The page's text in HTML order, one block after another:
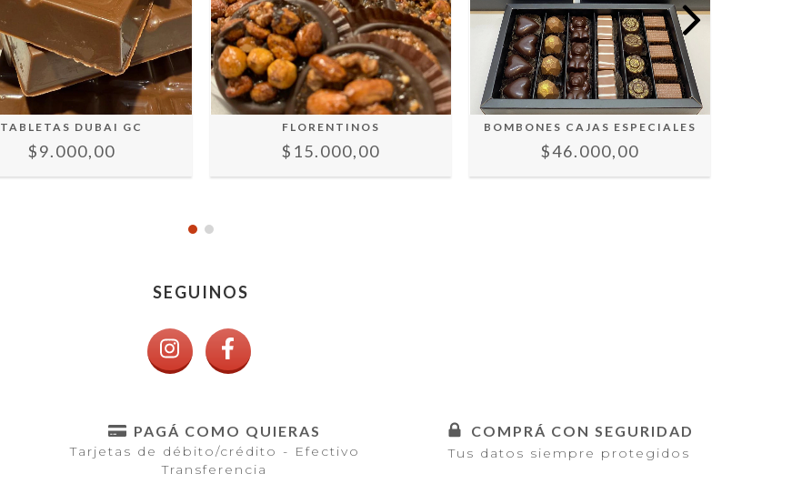
TABLETAS DUBAI GC
$9.000,00
FLORENTINOS
$15.000,00
BOMBONES CAJAS ESPECIALES
$46.000,00
SEGUINOS
PAGÁ COMO QUIERAS
Tarjetas de débito/crédito - Efectivo
Transferencia
COMPRÁ CON SEGURIDAD
Tus datos siempre protegidos